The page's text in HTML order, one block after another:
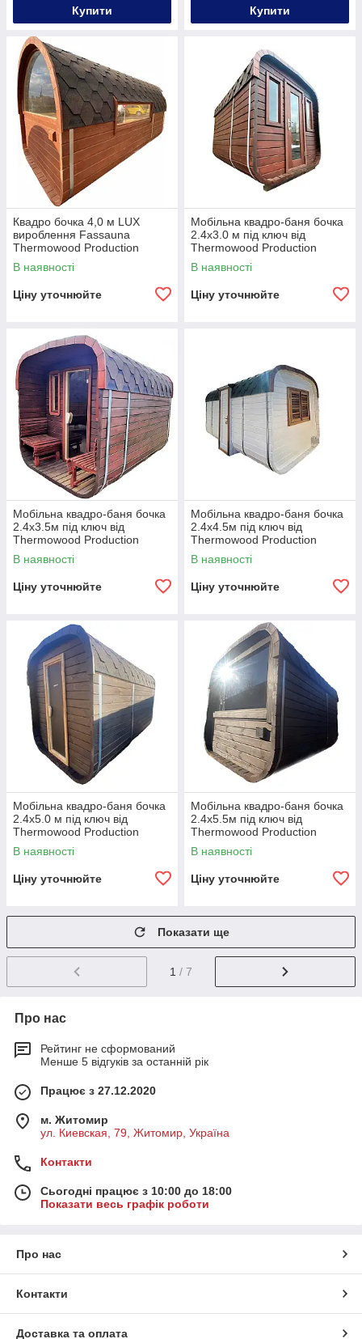
Купити Купити
Квадро бочка 4,0 м LUX
вироблення Fassauna
Thermowood Production
В наявності
Ціну уточнюйте
Мобільна квадро-баня бочка
2.4x3.0 м під ключ від
Thermowood Production
В наявності
Ціну уточнюйте
Мобільна квадро-баня бочка
2.4x3.5м під ключ від
Thermowood Production
В наявності
Ціну уточнюйте
Мобільна квадро-баня бочка
2.4x4.5м під ключ від
Thermowood Production
В наявності
Ціну уточнюйте
Мобільна квадро-баня бочка
2.4x5.0 м під ключ від
Thermowood Production
В наявності
Ціну уточнюйте
Мобільна квадро-баня бочка
2.4x5.5м під ключ від
Thermowood Production
В наявності
Ціну уточнюйте
Показати ще
1 / 7
Про нас
Рейтинг не сформований
Менше 5 відгуків за останній рік
Працює з 27.12.2020
м. Житомир
ул. Киевская, 79, Житомир, Україна
Контакти
Сьогодні працює з 10:00 до 18:00
Показати весь графік роботи
Про нас
Контакти
Доставка та оплата